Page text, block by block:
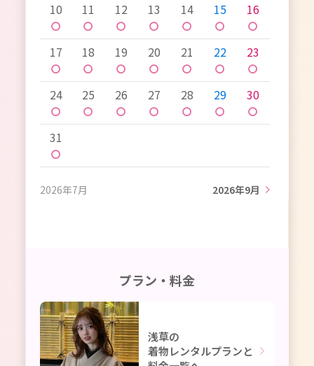
10
〇
11
〇
12
〇
13
〇
14
〇
15
〇
16
〇
17
〇
18
〇
19
〇
20
〇
21
〇
22
〇
23
〇
24
〇
25
〇
26
〇
27
〇
28
〇
29
〇
30
〇
31
〇
2026年7月 2026年9月
プラン・料金
浅草の
着物レンタルプランと